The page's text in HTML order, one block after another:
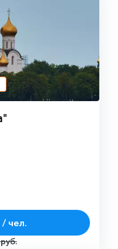
чел.